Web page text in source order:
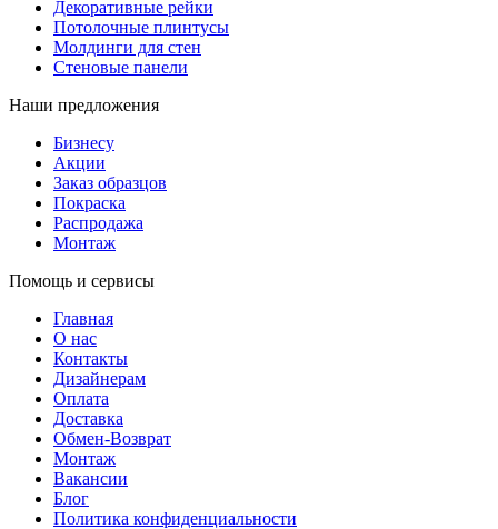
Декоративные рейки
Потолочные плинтусы
Молдинги для стен
Стеновые панели
Наши предложения
Бизнесу
Акции
Заказ образцов
Покраска
Распродажа
Монтаж
Помощь и сервисы
Главная
О нас
Контакты
Дизайнерам
Оплата
Доставка
Обмен-Возврат
Монтаж
Вакансии
Блог
Политика конфиденциальности